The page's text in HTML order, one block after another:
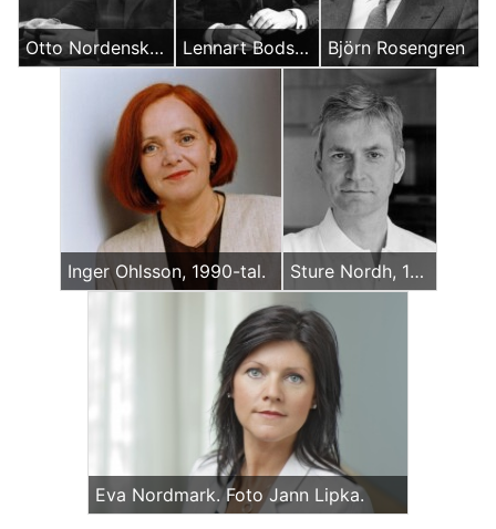
Otto Nordenskiöld Foto: Allan Myrman. Lennart Bodström Björn Rosengren
Inger Ohlsson, 1990-tal. Sture Nordh, 1993. Foto: Bosse Johansson.
Eva Nordmark. Foto Jann Lipka.